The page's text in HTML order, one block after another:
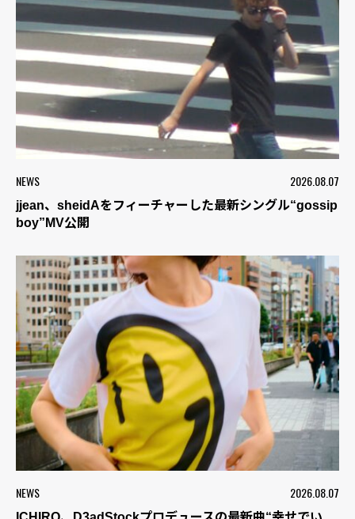
NEWS 2026.08.07
jjean、sheidAをフィーチャーした最新シングル“gossip
boy”MV公開
NEWS 2026.08.07